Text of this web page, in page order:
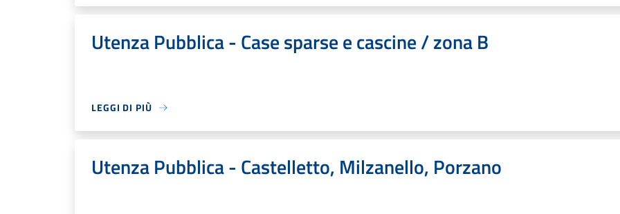
Utenza Pubblica - Case sparse e cascine / zona B
LEGGI DI PIÙ
Utenza Pubblica - Castelletto, Milzanello, Porzano